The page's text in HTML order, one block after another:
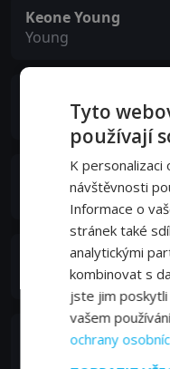
Keone Young
Young
Hope Lange
Virginia DeSilva
Jensen Daggett
Dana Shoreham
Hollis McCarthy
Tyto
používají
K personalizaci
návštěvnosti
Informace o
stránek také
analytickými
kombinovat s
jste jim
vašem
ochrany